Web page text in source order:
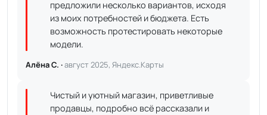
предложили несколько вариантов, исходя
из моих потребностей и бюджета. Есть
возможность протестировать некоторые
модели.
Алёна С. ·август 2025, Яндекс.Карты
Чистый и уютный магазин, приветливые
продавцы, подробно всё рассказали и